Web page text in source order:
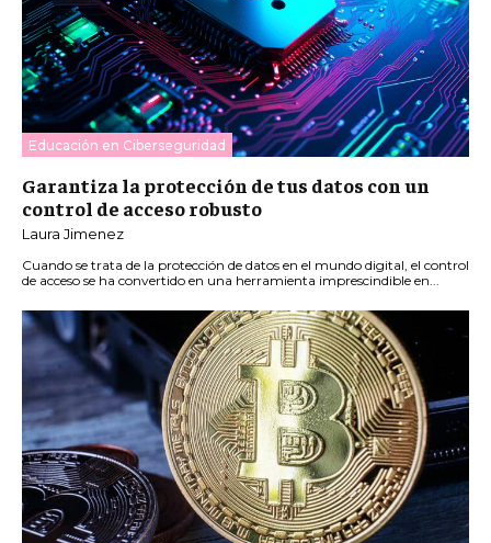
Educación en Ciberseguridad
Garantiza la protección de tus datos con un
control de acceso robusto
Laura Jimenez
Cuando se trata de la protección de datos en el mundo digital, el control
de acceso se ha convertido en una herramienta imprescindible en...